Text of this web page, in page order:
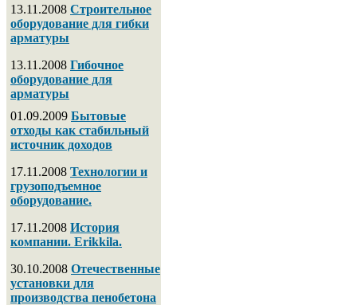
13.11.2008 Строительное
оборудование для гибки
арматуры
13.11.2008 Гибочное
оборудование для
арматуры
01.09.2009 Бытовые
отходы как стабильный
источник доходов
17.11.2008 Технологии и
грузоподъемное
оборудование.
17.11.2008 История
компании. Erikkila.
30.10.2008 Отечественные
установки для
производства пенобетона